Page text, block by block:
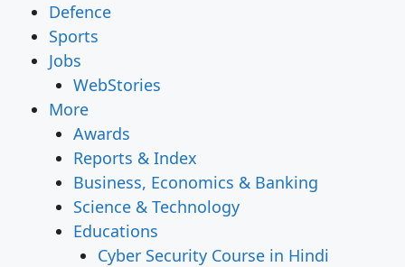
Defence
Sports
Jobs
WebStories
More
Awards
Reports & Index
Business, Economics & Banking
Science & Technology
Educations
Cyber Security Course in Hindi